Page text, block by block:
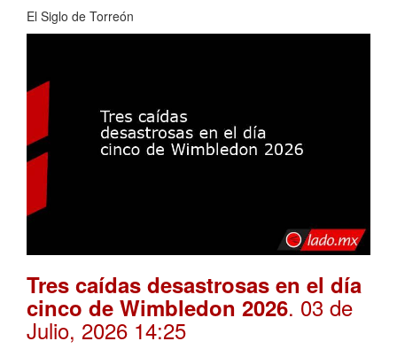
El Siglo de Torreón
Tres caídas desastrosas en el día
cinco de Wimbledon 2026. 03 de
Julio, 2026 14:25